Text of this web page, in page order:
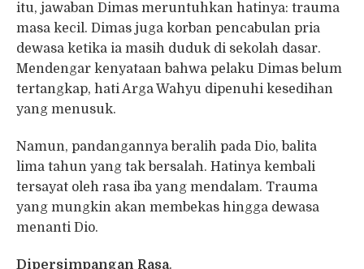
itu, jawaban Dimas meruntuhkan hatinya: trauma
masa kecil. Dimas juga korban pencabulan pria
dewasa ketika ia masih duduk di sekolah dasar.
Mendengar kenyataan bahwa pelaku Dimas belum
tertangkap, hati Arga Wahyu dipenuhi kesedihan
yang menusuk.
Namun, pandangannya beralih pada Dio, balita
lima tahun yang tak bersalah. Hatinya kembali
tersayat oleh rasa iba yang mendalam. Trauma
yang mungkin akan membekas hingga dewasa
menanti Dio.
Dipersimpangan Rasa.